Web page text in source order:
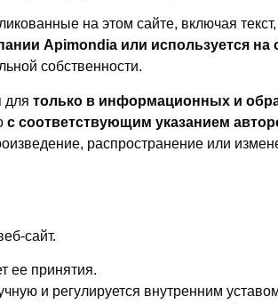
на этом сайте, включая
Apimondia или используется
собственности.
для только в информационных и
с соответствующим указанием
распространение или
сайт.
ее принятия.
и регулируется внутренним